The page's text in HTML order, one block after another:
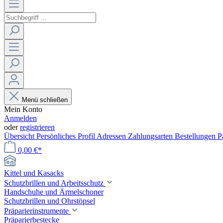
Menü schließen
Mein Konto
Anmelden
oderregistrieren
Übersicht Persönliches Profil Adressen Zahlungsarten Bestellungen
0,00 €*
Kittel und Kasacks
Schutzbrillen und Arbeitsschutz
Handschuhe und Ärmelschoner
Schutzbrillen und Ohrstöpsel
Präparierinstrumente
Präparierbestecke